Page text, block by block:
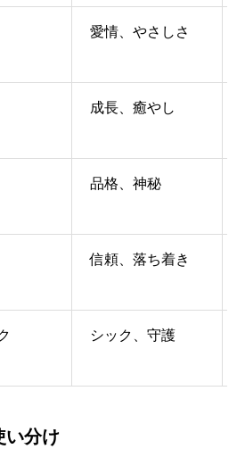
愛情、やさしさ
成長、癒やし
品格、神秘
信頼、落ち着き
シック、守護
い分け